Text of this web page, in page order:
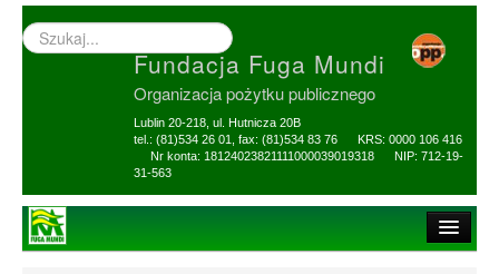
Wyszukiwarka
–
Fundacja Fuga Mundi
Organizacja pożytku publicznego
Lublin 20-218, ul. Hutnicza 20B
tel.: (81)534 26 01, fax: (81)534 83 76 KRS: 0000 106 416
Nr konta: 18124023821111000039019318 NIP: 712-19-
31-563